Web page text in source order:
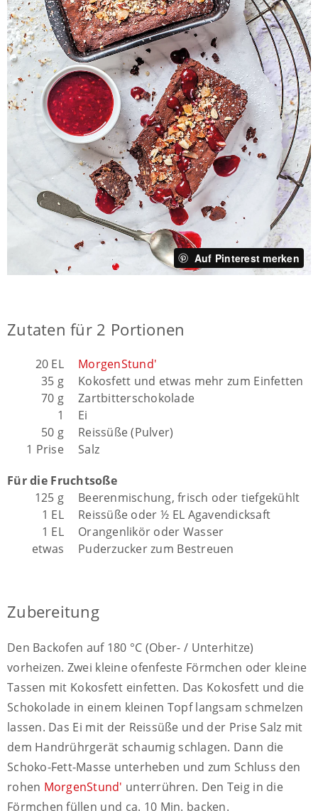
Auf Pinterest merken
Zutaten für 2 Portionen
20 EL
MorgenStund'
35 g
Kokosfett und etwas mehr zum Einfetten
70 g
Zartbitterschokolade
1
Ei
50 g
Reissüße (Pulver)
1 Prise
Salz
Für die Fruchtsoße
125 g
Beerenmischung, frisch oder tiefgekühlt
1 EL
Reissüße oder ½ EL Agavendicksaft
1 EL
Orangenlikör oder Wasser
etwas
Puderzucker zum Bestreuen
Zubereitung
Den Backofen auf 180 °C (Ober- / Unterhitze)
vorheizen. Zwei kleine ofenfeste Förmchen oder kleine
Tassen mit Kokosfett einfetten. Das Kokosfett und die
Schokolade in einem kleinen Topf langsam schmelzen
lassen. Das Ei mit der Reissüße und der Prise Salz mit
dem Handrührgerät schaumig schlagen. Dann die
Schoko-Fett-Masse unterheben und zum Schluss den
rohen MorgenStund' unterrühren. Den Teig in die
Förmchen füllen und ca. 10 Min. backen.